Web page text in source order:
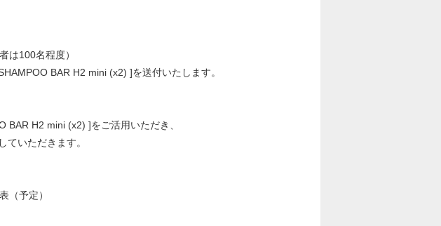
は100名程度）
BAR H2 mini (x2) ]を送付いたします。
BAR H2 mini (x2) ]をご活用いただき、
ていただきます。
（予定）